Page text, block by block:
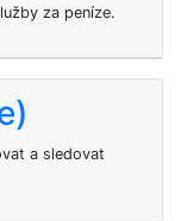
za peníze.
a sledovat